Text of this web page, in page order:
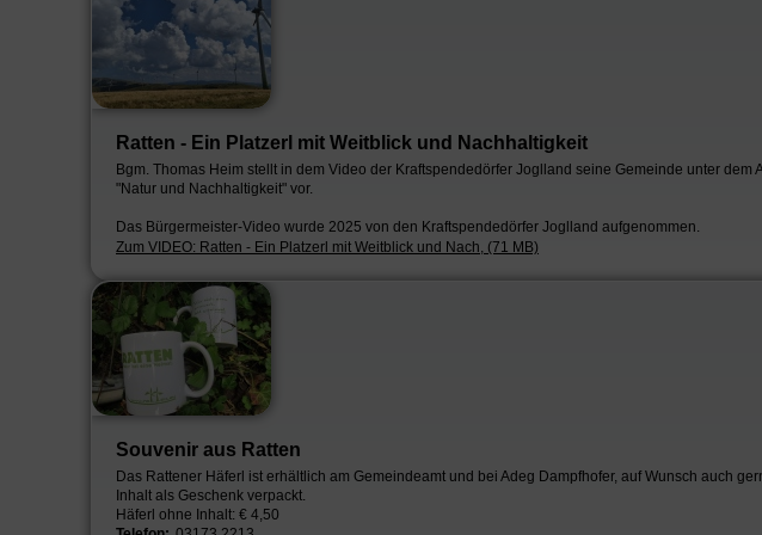
Ratten - Ein Platzerl mit Weitblick und Nachhaltigkeit
Bgm. Thomas Heim stellt in dem Video der Kraftspendedörfer Joglland seine Gemeinde unter dem
"Natur und Nachhaltigkeit" vor.
Das Bürgermeister-Video wurde 2025 von den Kraftspendedörfer Joglland aufgenommen.
Zum VIDEO: Ratten - Ein Platzerl mit Weitblick und Nach, (71 MB)
Souvenir aus Ratten
Das Rattener Häferl ist erhältlich am Gemeindeamt und bei Adeg Dampfhofer, auf Wunsch auch
Inhalt als Geschenk verpackt.
Häferl ohne Inhalt: € 4,50